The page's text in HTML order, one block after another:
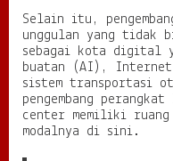
Selain itu,
unggulan yang tidak
sebagai kota digital
buatan (AI),
sistem transportasi
pengembang
center memiliki ruang
modalnya di sini.